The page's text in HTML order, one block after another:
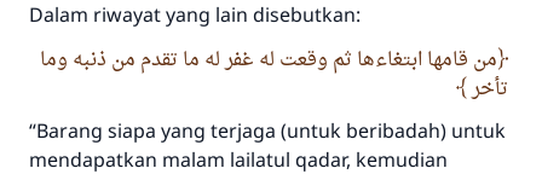
Dalam riwayat yang lain disebutkan:
من قامها ابتغاءها ثم وقعت له غفر له ما تقدم من ذنبه وما
تأخر
“Barang siapa yang terjaga (untuk beribadah) untuk
mendapatkan malam lailatul qadar, kemudian
Rasulullah ﷺ bersabda
"Siapa yang menunjukkan suatu kebaikan,
meka dia akan mendapatkan pahala yang
MUSLIM, 1893